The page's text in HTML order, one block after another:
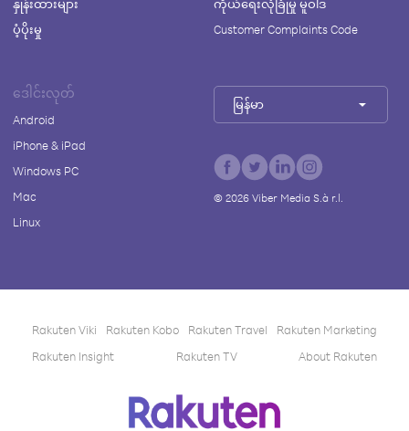
နှုန်းထားများ
ပံ့ပိုးမှု
ကိုယ်ရေးလုံခြုံမှု မူဝါဒ
Customer Complaints Code
ဒေါင်းလုတ်
Android
iPhone & iPad
Windows PC
Mac
Linux
မြန်မာ
© 2026Viber Media S.à r.l.
Rakuten Viki Rakuten Kobo Rakuten Travel
Rakuten Marketing
Rakuten Insight
Rakuten TV About Rakuten